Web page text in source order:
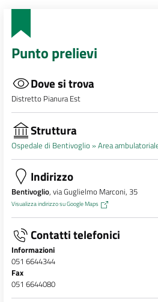
Punto prelievi
Dove si trova
Distretto Pianura Est
Struttura
Ospedale di Bentivoglio »Area
Indirizzo
Bentivoglio, via Guglielmo Marconi, 35
Visualizza indirizzo su Google Maps
Contatti telefonici
Informazioni
051 6644344
Fax
051 6644080